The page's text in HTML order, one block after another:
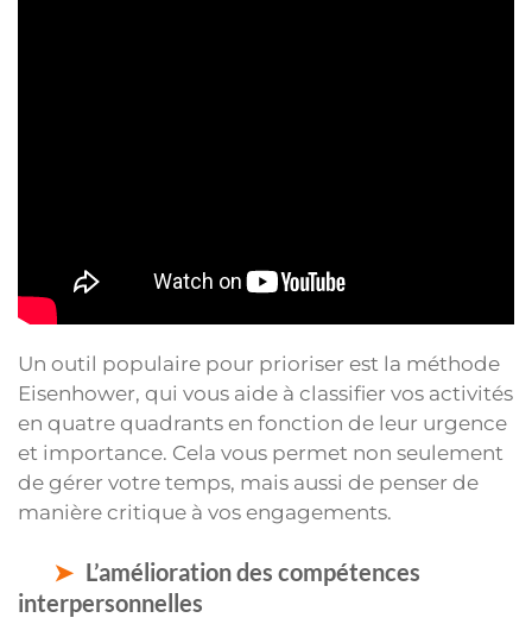
Un outil populaire pour prioriser est la méthode
Eisenhower, qui vous aide à classifier vos activités
en quatre quadrants en fonction de leur urgence
et importance. Cela vous permet non seulement
de gérer votre temps, mais aussi de penser de
manière critique à vos engagements.
L’amélioration des compétences
interpersonnelles